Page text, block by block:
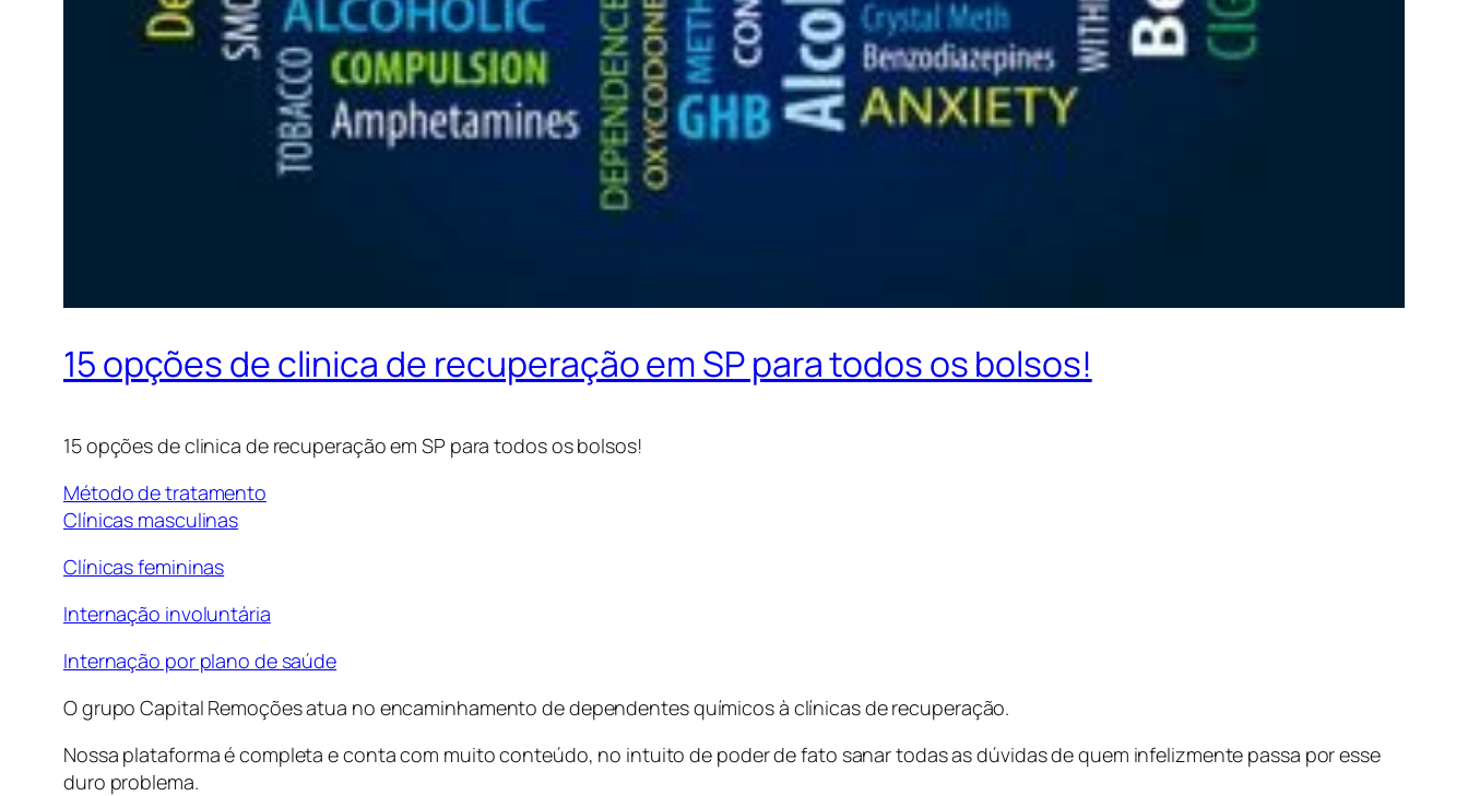
15 opções de clinica de recuperação em SP para todos os bolsos!
15 opções de clinica de recuperação em SP para todos os bolsos!
Método de tratamento
Clínicas masculinas
Clínicas femininas
Internação involuntária
Internação por plano de saúde
O grupo Capital Remoções atua no encaminhamento de dependentes químicos à clínicas de recuperação.
Nossa plataforma é completa e conta com muito conteúdo, no intuito de poder de fato sanar todas as dúvidas de quem infelizmente passa por esse
duro problema.